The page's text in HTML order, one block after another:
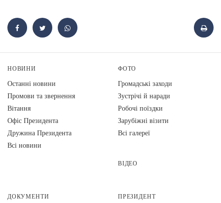
НОВИНИ
Останні новини
Промови та звернення
Вiтання
Офіс Президента
Дружина Президента
Всі новини
ФОТО
Громадські заходи
Зустрічі й наради
Робочі поїздки
Зарубіжні візити
Всі галереї
ВІДЕО
ДОКУМЕНТИ ПРЕЗИДЕНТ